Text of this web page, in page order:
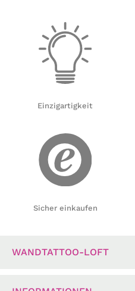
Einzigartigkeit
Sicher einkaufen
WANDTATTOO-LOFT